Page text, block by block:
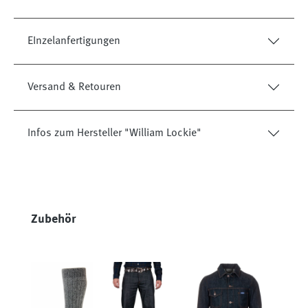
EInzelanfertigungen
Versand & Retouren
Infos zum Hersteller "William Lockie"
Produktgalerie überspringen
Zubehör